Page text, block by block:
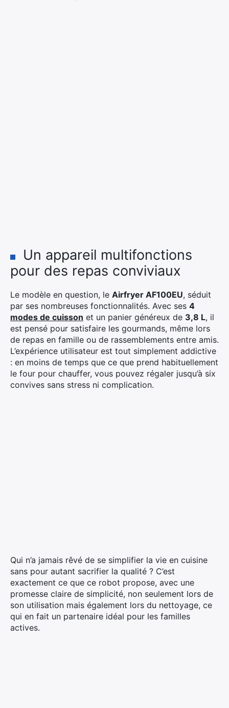
Un appareil multifonctions
pour des repas conviviaux
Le modèle en question, le Airfryer AF100EU, séduit
par ses nombreuses fonctionnalités. Avec ses 4
modes de cuisson et un panier généreux de 3,8 L, il
est pensé pour satisfaire les gourmands, même lors
de repas en famille ou de rassemblements entre amis.
L’expérience utilisateur est tout simplement addictive
: en moins de temps que ce que prend habituellement
le four pour chauffer, vous pouvez régaler jusqu’à six
convives sans stress ni complication.
Qui n’a jamais rêvé de se simplifier la vie en cuisine
sans pour autant sacrifier la qualité ? C’est
exactement ce que ce robot propose, avec une
promesse claire de simplicité, non seulement lors de
son utilisation mais également lors du nettoyage, ce
qui en fait un partenaire idéal pour les familles
actives.